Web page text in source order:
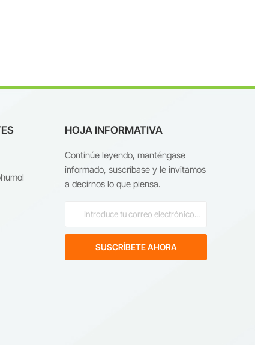
HOJA INFORMATIVA
Continúe leyendo, manténgase
informado, suscríbase y le invitamos
a decirnos lo que piensa.